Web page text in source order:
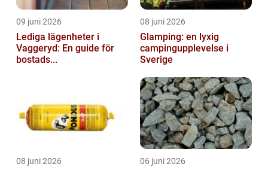
09 juni 2026
Lediga lägenheter i
Vaggeryd: En guide för
bostads...
08 juni 2026
Glamping: en lyxig
campingupplevelse i
Sverige
08 juni 2026 06 juni 2026